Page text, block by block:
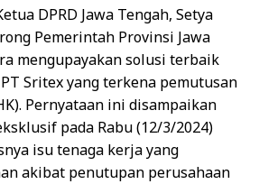
DPRD Jawa Tengah, Setya
Pemerintah Provinsi Jawa
mengupayakan solusi terbaik
Sritex yang terkena pemutusan
Pernyataan ini disampaikan
pada Rabu (12/3/2024)
isu tenaga kerja yang
akibat penutupan perusahaan